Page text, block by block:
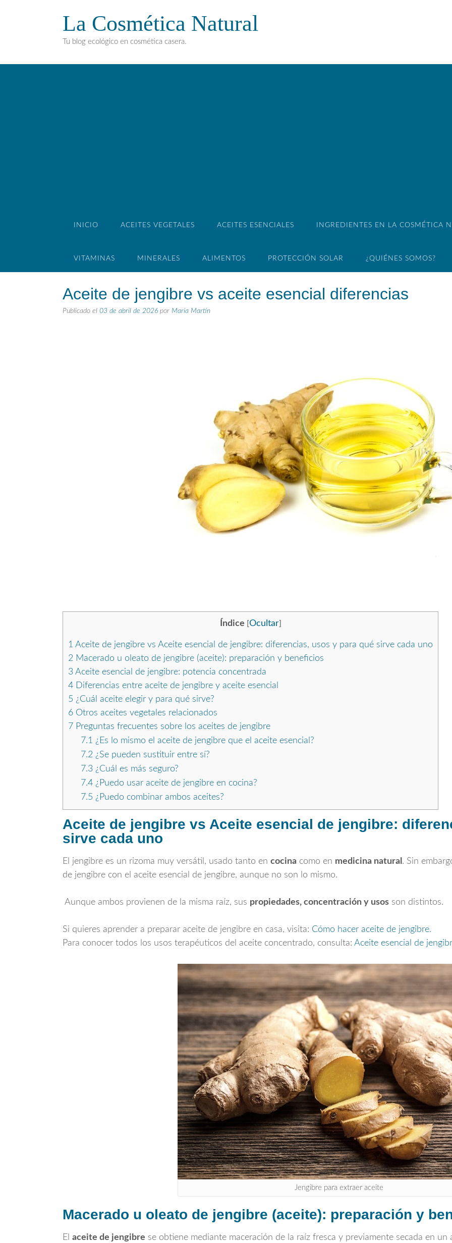
La Cosmética Natural
Tu blog ecológico en cosmética casera.
INICIO ACEITES VEGETALES ACEITES ESENCIALES INGREDIENTES EN LA COSMÉTICA
VITAMINAS MINERALES ALIMENTOS PROTECCIÓN SOLAR ¿QUIÉNES SOMOS?
Aceite de jengibre vs aceite esencial diferencias
Publicado el 03 de abril de 2026 por María Martín
Índice [Ocultar]
1 Aceite de jengibre vs Aceite esencial de jengibre: diferencias, usos y para qué sirve cada uno
2 Macerado u oleato de jengibre (aceite): preparación y beneficios
3 Aceite esencial de jengibre: potencia concentrada
4 Diferencias entre aceite de jengibre y aceite esencial
5 ¿Cuál aceite elegir y para qué sirve?
6 Otros aceites vegetales relacionados
7 Preguntas frecuentes sobre los aceites de jengibre
7.1 ¿Es lo mismo el aceite de jengibre que el aceite esencial?
7.2 ¿Se pueden sustituir entre sí?
7.3¿Cuál es más seguro?
7.4¿Puedo usar aceite de jengibre en cocina?
7.5 ¿Puedo combinar ambos aceites?
Aceite de jengibre vs Aceite esencial de jengibre:
sirve cada uno
El jengibre es un rizoma muy versátil, usado tanto en cocina como en medicina natural . Sin
de jengibre con el aceite esencial de jengibre, aunque no son lo mismo.
Aunque ambos provienen de la misma raíz, sus propiedades, concentración y usos son distintos.
Si quieres aprender a preparar aceite de jengibre en casa, visita: Cómo hacer aceite de jengibre.
Para conocer todos los usos terapéuticos del aceite concentrado, consulta: Aceite esencial de
Jengibre para extraer aceite
Macerado u oleato de jengibre (aceite): preparación y
El aceite de jengibre se obtiene mediante maceración de la raíz fresca y previamente secada en un